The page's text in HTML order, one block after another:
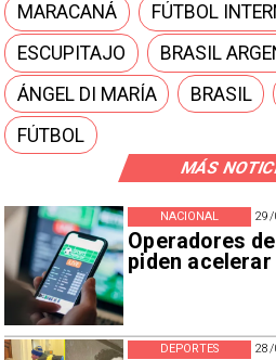
MÁS
29/
Operadores
piden
NACIONAL
28/
DEPORTES
MARACANÁ
FÚTBOL
ESCUPITAJO
BRASIL
ÁNGEL DI MARÍA
BRASIL
FÚTBOL